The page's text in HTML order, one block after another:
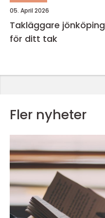
05. April 2026
Takläggare jönköping så väljer du rätt expert
för ditt tak
Fler nyheter